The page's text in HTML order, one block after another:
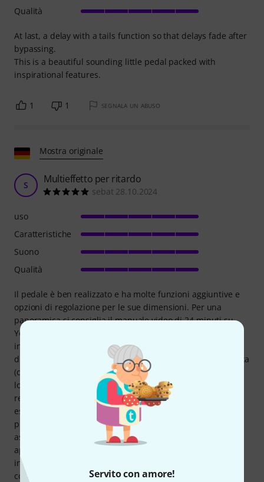
Servito con amore!
At last, a delay with a tails function so that delays fade after
bypassing.
This is a beautiful sounding little pedal packed with
inspirational features.
Qualità
1 1 SEGNALA UN ABUSO
Mostra originale
S Multieffetto per ritardo
sebat 28.10.2024
Il pedale è ben realizzato e ha molte funzioni aggiuntive e
opzioni di regolazione per le sue dimensioni. Per una
panoramica si consiglia il manuale video di 24 minuti su
YouTube. Hai due ritardi regolabili ritmicamente in modo
indipendente con tap tempo. Il suono ritardato può essere
dotato di un chorus (controllo MOD) o di un'ottava polifonica
(controllo VOICE, -1, +1, +2 ottave). C'è anche un
lowcut/highcut per i ritardi e un riverbero, entrambi
regolabili tramite funzioni aggiuntive. Anche il chorus può
essere ulteriormente controllato (è possibile impostare la
profondità di modulazione e poi il controller MOD si
assumerà la velocità della modulazione). Gli effetti si
applicano a entrambi i ritardi contemporaneamente, non
indipendentemente. Il mix dei due Delay può essere
controllato indipendentemente utilizzando le funzioni
uso
Caratteristiche
Suono
Qualità